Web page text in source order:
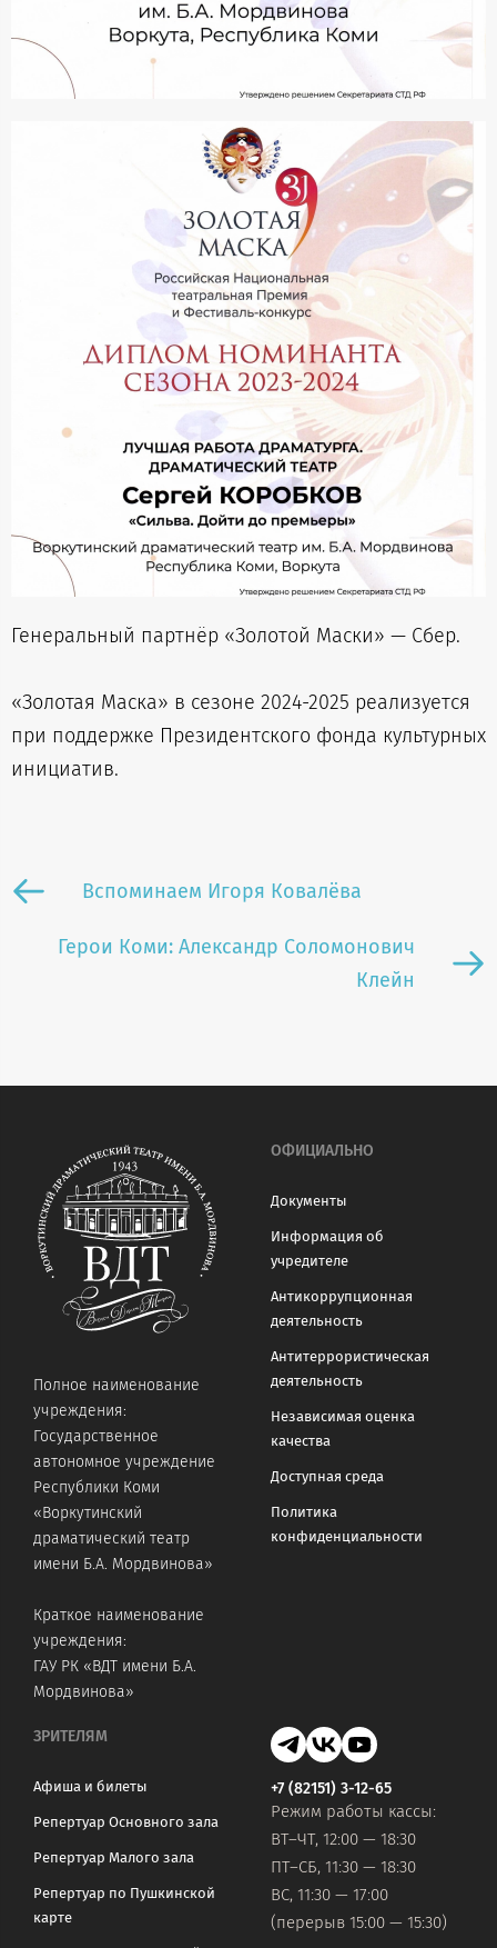
Генеральный партнёр «Золотой Маски» — Сбер.
«Золотая Маска» в сезоне 2024-2025 реализуется
при поддержке Президентского фонда культурных
инициатив.
Вспоминаем Игоря Ковалёва
Герои Коми: Александр Соломонович
Клейн
Полное наименование
учреждения:
Государственное
автономное учреждение
Республики Коми
«Воркутинский
драматический театр
имени Б.А. Мордвинова»
Краткое наименование
учреждения:
ГАУ РК «ВДТ имени Б.А.
Мордвинова»
ОФИЦИАЛЬНО
Документы
Информация об
учредителе
Антикоррупционная
деятельность
Антитеррористическая
деятельность
Независимая оценка
качества
Доступная среда
Политика
конфиденциальности
ЗРИТЕЛЯМ
Афиша и билеты
Репертуар Основного зала
Репертуар Малого зала
Репертуар по Пушкинской
карте
+7 (82151) 3-12-65
Режим работы кассы:
ВТ–ЧТ, 12:00 — 18:30
ПТ–СБ, 11:30 — 18:30
ВС, 11:30 — 17:00
(перерыв 15:00 — 15:30)